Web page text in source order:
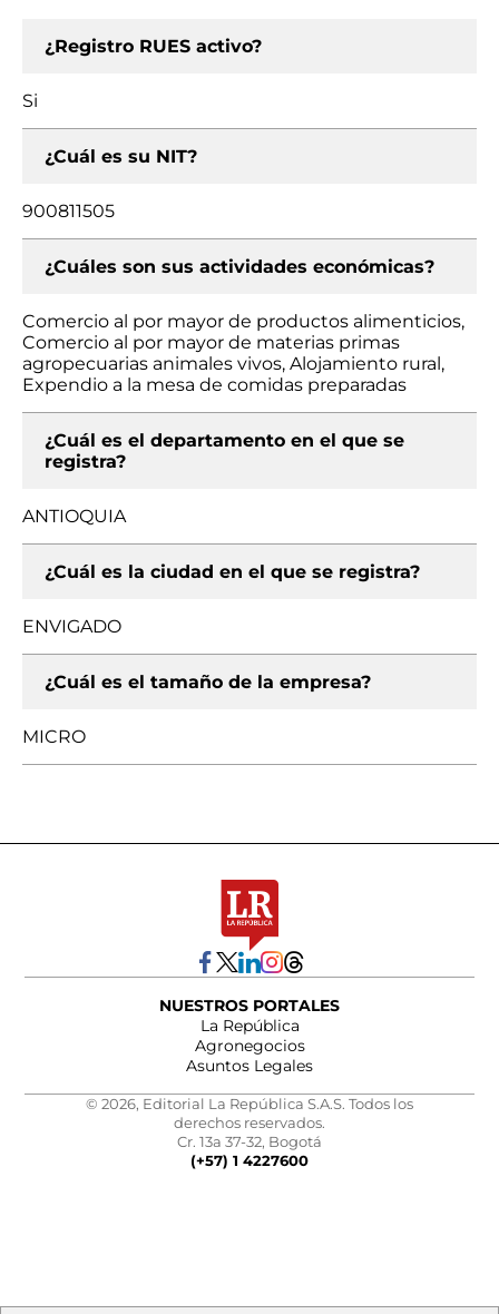
¿Registro RUES activo?
Si
¿Cuál es su NIT?
900811505
¿Cuáles son sus actividades económicas?
Comercio al por mayor de productos alimenticios,
Comercio al por mayor de materias primas
agropecuarias animales vivos, Alojamiento rural,
Expendio a la mesa de comidas preparadas
¿Cuál es el departamento en el que se
registra?
ANTIOQUIA
¿Cuál es la ciudad en el que se registra?
ENVIGADO
¿Cuál es el tamaño de la empresa?
MICRO
NUESTROS PORTALES
La República
Agronegocios
Asuntos Legales
© 2026, Editorial La República S.A.S. Todos los
derechos reservados.
Cr. 13a 37-32, Bogotá
(+57) 1 4227600